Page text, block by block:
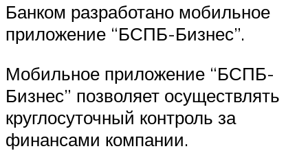
Банком разработано мобильное
приложение “БСПБ-Бизнес”.
Мобильное приложение “БСПБ-
Бизнес” позволяет осуществлять
круглосуточный контроль за
финансами компании.